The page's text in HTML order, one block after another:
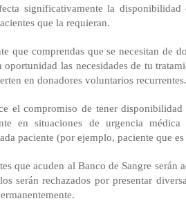
significativamente la disponibilidad
que la requieran.
que comprendas que se necesitan de
oportunidad las necesidades de tu
en donadores voluntarios recurrentes.
el compromiso de tener
en situaciones de urgencia
paciente (por ejemplo, paciente que
que acuden al Banco de Sangre serán
serán rechazados por presentar